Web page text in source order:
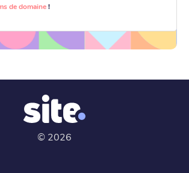
de domaine!
© 2026